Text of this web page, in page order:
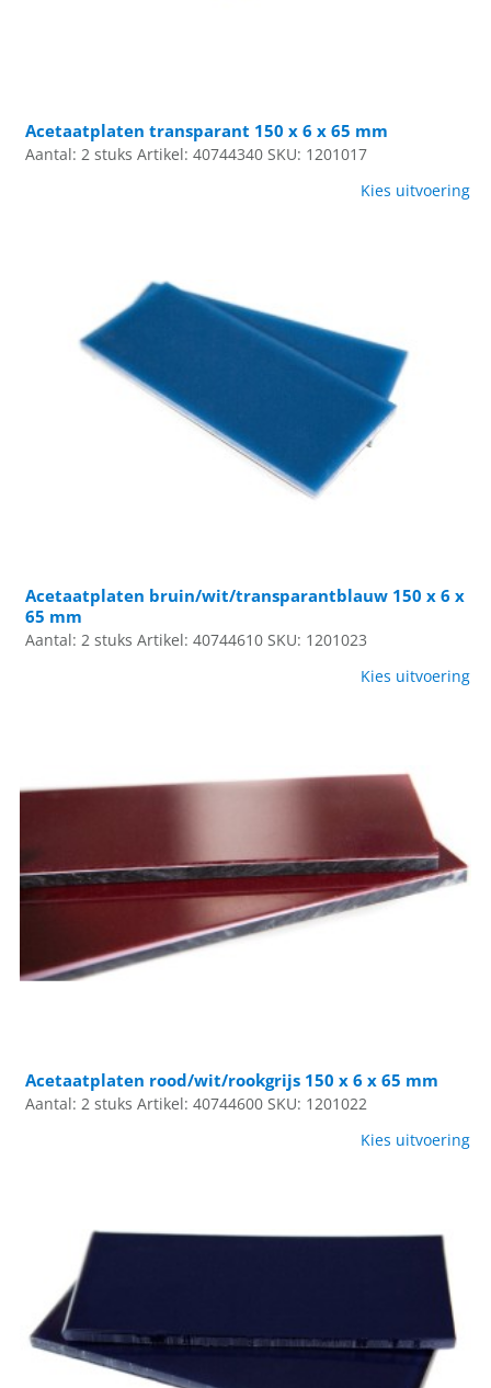
Acetaatplaten transparant 150 x 6 x 65 mm
Aantal: 2 stuks Artikel: 40744340 SKU: 1201017
Kies uitvoering
Acetaatplaten bruin/wit/transparantblauw 150 x 6 x
65 mm
Aantal: 2 stuks Artikel: 40744610 SKU: 1201023
Kies uitvoering
Acetaatplaten rood/wit/rookgrijs 150 x 6 x 65 mm
Aantal: 2 stuks Artikel: 40744600 SKU: 1201022
Kies uitvoering